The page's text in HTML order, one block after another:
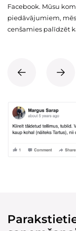
Facebook. Mūsu
piedāvājumiem,
cenšamies palīdzēt